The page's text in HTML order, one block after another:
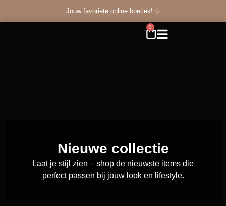
Jouw favoriete online boetiek! ✨
0
Nieuwe collectie
Laat je stijl zien – shop de nieuwste items die
perfect passen bij jouw look en lifestyle.